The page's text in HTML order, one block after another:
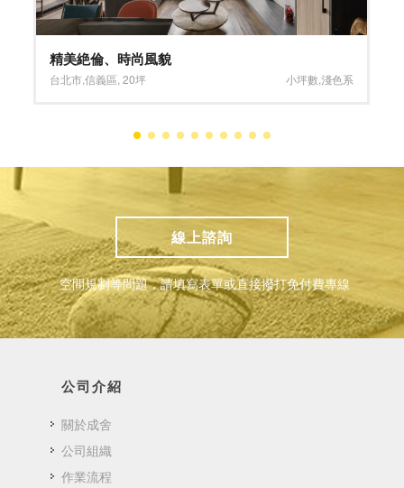
精雕細琢、無微不至
新北市,三峽區 ,27坪
線上諮詢
空間規劃等問題，請填寫表單或直接撥打免付費專線
公司介紹
關於成舍
公司組織
作業流程